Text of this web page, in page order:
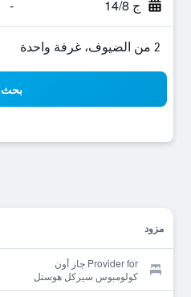
ج 14/8 -
2 من الضيوف، غرفة واحدة
بحث
مزود
Provider for جاز أون
كولومبوس سيركل هوستل